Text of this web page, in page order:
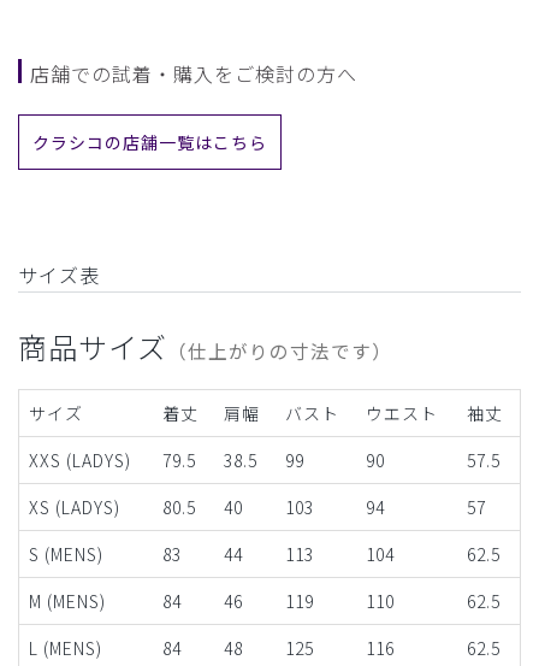
店舗での試着・購入をご検討の方へ
クラシコの店舗一覧はこちら
サイズ表
商品サイズ （仕上がりの寸法です）
サイズ 着丈 肩幅 バスト ウエスト
袖丈
XXS (LADYS)
79.5 38.5 99 90
57.5
XS (LADYS)
80.5 40 103 94
57
S (MENS)
83 44 113 104
62.5
M (MENS)
84 46 119 110
62.5
L (MENS)
84 48 125 116
62.5